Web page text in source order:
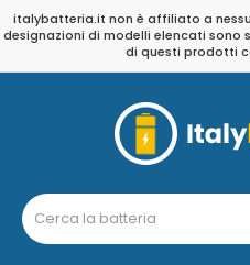
italybatteria.it non è affiliato a
designazioni di modelli elencati
di questi prodotti